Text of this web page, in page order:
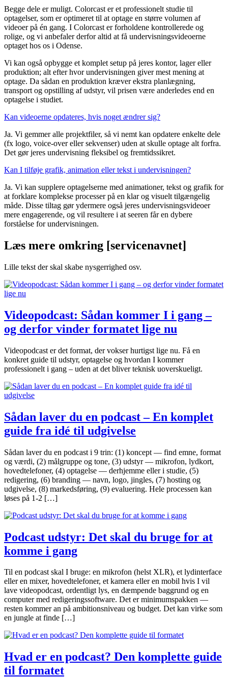
Begge dele er muligt. Colorcast er et professionelt studie til
optagelser, som er optimeret til at optage en større volumen af
videoer på én gang. I Colorcast er forholdene kontrollerede og
rolige, og vi anbefaler derfor altid at få undervisningsvideoerne
optaget hos os i Odense.
Vi kan også opbygge et komplet setup på jeres kontor, lager eller
produktion; alt efter hvor undervisningen giver mest mening at
optage. Da sådan en produktion kræver ekstra planlægning,
transport og opstilling af udstyr, vil prisen være anderledes end en
optagelse i studiet.
Kan videoerne opdateres, hvis noget ændrer sig?
Ja. Vi gemmer alle projektfiler, så vi nemt kan opdatere enkelte dele
(fx logo, voice-over eller sekvenser) uden at skulle optage alt forfra.
Det gør jeres undervisning fleksibel og fremtidssikret.
Kan I tilføje grafik, animation eller tekst i undervisningen?
Ja. Vi kan supplere optagelserne med animationer, tekst og grafik for
at forklare komplekse processer på en klar og visuelt tilgængelig
måde. Disse tiltag gør ydermere også jeres undervisningsvideoer
mere engagerende, og vil resultere i at seeren får en dybere
forståelse for undervisningen.
Læs mere omkring [servicenavnet]
Lille tekst der skal skabe nysgerrighed osv.
Videopodcast: Sådan kommer I i gang –
og derfor vinder formatet lige nu
Videopodcast er det format, der vokser hurtigst lige nu. Få en
konkret guide til udstyr, optagelse og hvordan I kommer
professionelt i gang – uden at det bliver teknisk uoverskueligt.
Sådan laver du en podcast – En komplet
guide fra idé til udgivelse
Sådan laver du en podcast i 9 trin: (1) koncept — find emne, format
og værdi, (2) målgruppe og tone, (3) udstyr — mikrofon, lydkort,
hovedtelefoner, (4) optagelse — derhjemme eller i studie, (5)
redigering, (6) branding — navn, logo, jingles, (7) hosting og
udgivelse, (8) markedsføring, (9) evaluering. Hele processen kan
løses på 1-2 […]
Podcast udstyr: Det skal du bruge for at
komme i gang
Til en podcast skal I bruge: en mikrofon (helst XLR), et lydinterface
eller en mixer, hovedtelefoner, et kamera eller en mobil hvis I vil
lave videopodcast, ordentligt lys, en dæmpende baggrund og en
computer med redigeringssoftware. Det er minimumspakken —
resten kommer an på ambitionsniveau og budget. Det kan virke som
en jungle at finde […]
Hvad er en podcast? Den komplette guide
til formatet